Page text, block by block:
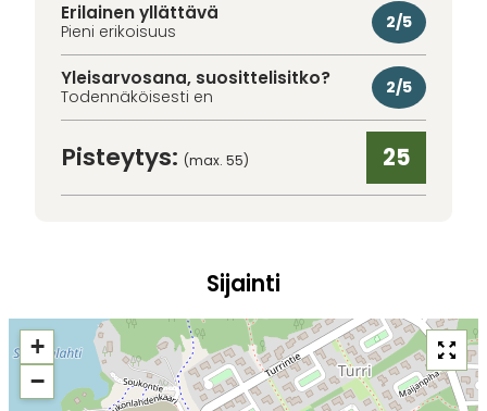
Erilainen yllättävä
Pieni erikoisuus 2/5
Yleisarvosana, suosittelisitko?
Todennäköisesti en 2/5
Pisteytys: (max. 55) 25
Sijainti
+
−